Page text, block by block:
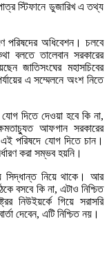
স্টিফানে ডুজারিখ এ তথ্য
পরিষদের অধিবেশন। চলবে
বলতে তালেবান সরকারের
জাতিসংঘের মহাসচিবের
এ সম্মেলনে অংশ নিতে
দিতে দেওয়া হবে কি না,
আফগান সরকারের
পরিষদে যোগ দিতে চান।
করা সম্ভব হয়নি।
সিদ্ধান্ত নিয়ে থাকে। আর
বসবে কি না, এটাও নিশ্চিত
নিউইয়র্কে গিয়ে সরাসরি
দেবেন, এটি নিশ্চিত নয়।